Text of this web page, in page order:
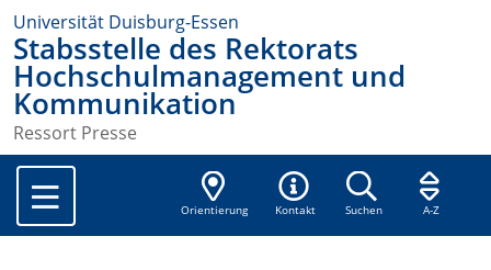
Universität Duisburg-Essen
Stabsstelle des Rektorats
Hochschulmanagement und
Kommunikation
Ressort Presse
Orientierung Kontakt Suchen A-Z